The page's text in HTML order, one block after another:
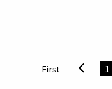
可能僅有數小時可反應
無濟於事。此外，美國
意外事故，更精進、加
練。另外，顧立雄也表
First 1